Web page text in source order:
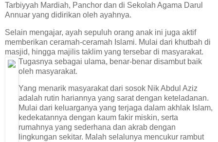
Tarbiyyah Mardiah, Panchor dan di Sekolah Agama Darul
Annuar yang didirikan oleh ayahnya.
Selain mengajar, ayah sepuluh orang anak ini juga aktif
memberikan ceramah-ceramah Islami. Mulai dari khutbah di
masjid, hingga majilis taklim yang tersebar di masyarakat.
Tugasnya sebagai ulama, benar-benar disambut baik
oleh masyarakat.
Yang menarik masyarakat dari sosok Nik Abdul Aziz
adalah rutin hariannya yang sarat dengan keteladanan.
Mulai dari keluarganya yang terjaga dalam akhlak Islam,
kedekatannya dengan kaum fakir miskin, serta
rumahnya yang sederhana dan akrab dengan
lingkungan sekitar. Malah selalunya mencukur rambut